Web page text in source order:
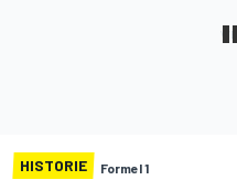
HISTORIE Formel 1